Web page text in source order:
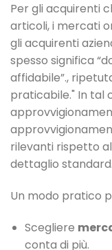
Per gli acquirenti
articoli, i mercati
gli acquirenti
spesso significa
affidabile”.,
praticabile." In tal
rilevanti rispetto
dettaglio standard.
Un modo pratico
Scegliere
conta di più.